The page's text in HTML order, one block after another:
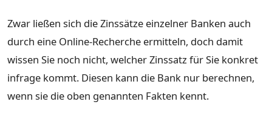
Zwar ließen sich die Zinssätze einzelner Banken auch
durch eine Online-Recherche ermitteln, doch damit
wissen Sie noch nicht, welcher Zinssatz für Sie konkret
infrage kommt. Diesen kann die Bank nur berechnen,
wenn sie die oben genannten Fakten kennt.